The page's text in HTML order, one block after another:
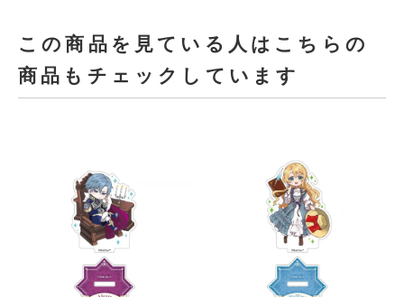
この商品を見ている人はこちらの
商品もチェックしています